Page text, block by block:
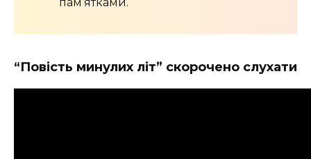
“Повість минулих літ” скорочено слухати